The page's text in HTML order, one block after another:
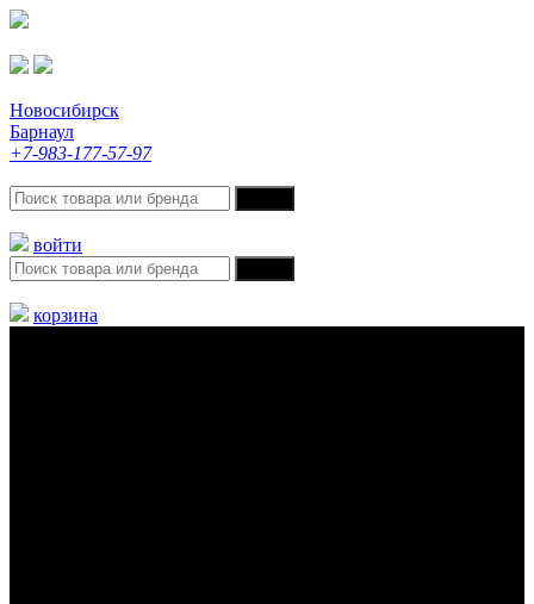
Новосибирск
Барнаул
+7-983-177-57-97
войти
корзина